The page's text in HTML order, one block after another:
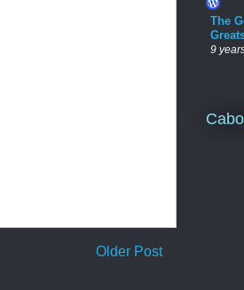
Older Post
The
9